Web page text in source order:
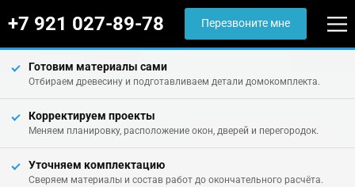
+7 921 027-89-78 Перезвоните мне
Готовим материалы сами
Отбираем древесину и подготавливаем детали домокомплекта.
Корректируем проекты
Меняем планировку, расположение окон, дверей и перегородок.
Уточняем комплектацию
Сверяем материалы и состав работ до окончательного расчёта.